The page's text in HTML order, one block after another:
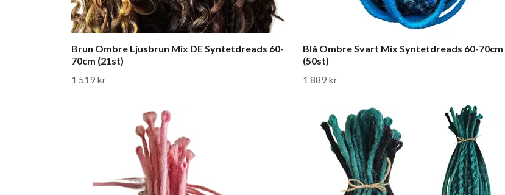
Brun Ombre Ljusbrun Mix DE Syntetdreads 60-
70cm (21st)
1 519 kr
Blå Ombre Svart Mix Syntetdreads 60-70cm
(50st)
1 889 kr